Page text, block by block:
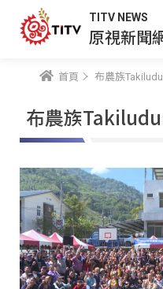
TITV NEWS
原視新聞
首頁 布農族
布農族